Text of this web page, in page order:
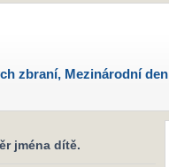
zbraní, Mezinárodní den
jména dítě.